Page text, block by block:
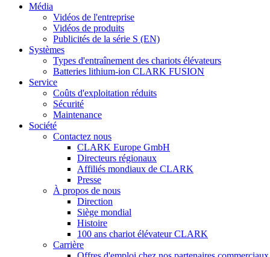
Média
Vidéos de l'entreprise
Vidéos de produits
Publicités de la série S (EN)
Systèmes
Types d'entraînement des chariots élévateurs
Batteries lithium-ion CLARK FUSION
Service
Coûts d'exploitation réduits
Sécurité
Maintenance
Société
Contactez nous
CLARK Europe GmbH
Directeurs régionaux
Affiliés mondiaux de CLARK
Presse
À propos de nous
Direction
Siège mondial
Histoire
100 ans chariot élévateur CLARK
Carrière